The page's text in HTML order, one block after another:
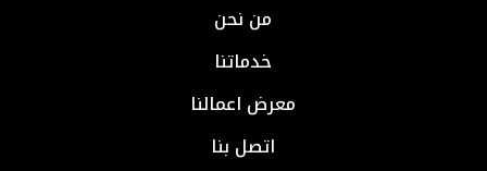
من نحن
خدماتنا
معرض اعمالنا
اتصل بنا